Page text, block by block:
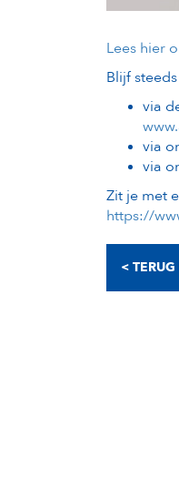
Lees hier
Blijf
via
via
via
Zit je met
https://
<